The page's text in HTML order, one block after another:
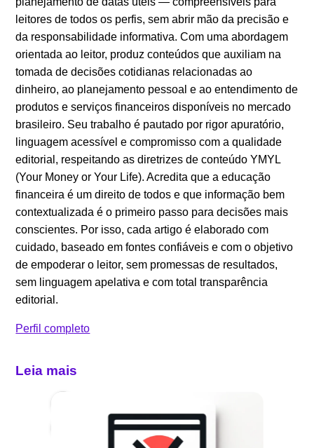
leitores de todos os perfis, sem abrir mão da precisão e
da responsabilidade informativa. Com uma abordagem
orientada ao leitor, produz conteúdos que auxiliam na
tomada de decisões cotidianas relacionadas ao
dinheiro, ao planejamento pessoal e ao entendimento de
produtos e serviços financeiros disponíveis no mercado
brasileiro. Seu trabalho é pautado por rigor apuratório,
linguagem acessível e compromisso com a qualidade
editorial, respeitando as diretrizes de conteúdo YMYL
(Your Money or Your Life). Acredita que a educação
financeira é um direito de todos e que informação bem
contextualizada é o primeiro passo para decisões mais
conscientes. Por isso, cada artigo é elaborado com
cuidado, baseado em fontes confiáveis e com o objetivo
de empoderar o leitor, sem promessas de resultados,
sem linguagem apelativa e com total transparência
editorial.
Perfil completo
Leia mais